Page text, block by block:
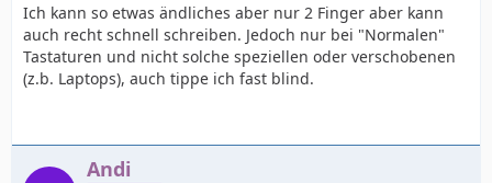
Ich kann so etwas ändliches aber nur 2 Finger aber kann
auch recht schnell schreiben. Jedoch nur bei "Normalen"
Tastaturen und nicht solche speziellen oder verschobenen
(z.b. Laptops), auch tippe ich fast blind.
Andi